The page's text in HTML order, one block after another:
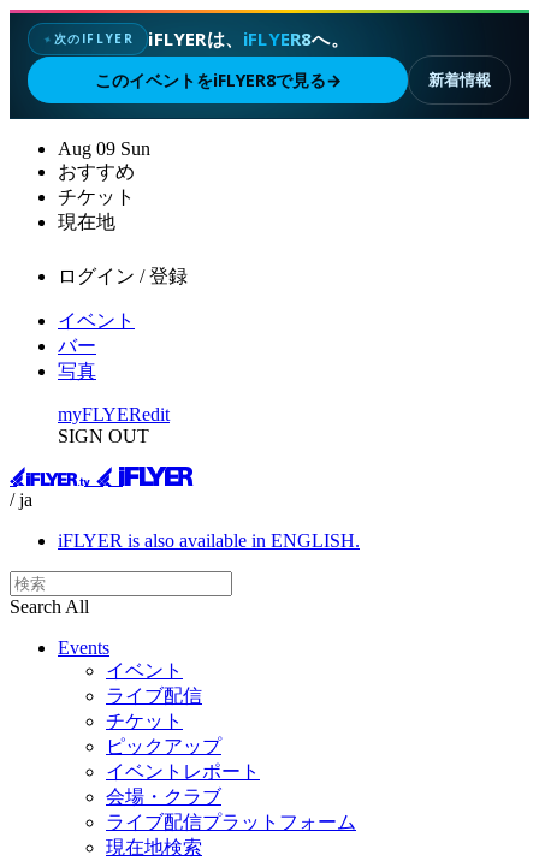
✦次のIFLYER iFLYERは、 iFLYER8へ。
このイベントをiFLYER8で見る→ 新着情報
Aug 09 Sun
おすすめ
チケット
現在地
ログイン / 登録
イベント
バー
写真
myFLYERedit
SIGN OUT
/ ja
iFLYER is also available in ENGLISH.
Search All
Events
イベント
ライブ配信
チケット
ピックアップ
イベントレポート
会場・クラブ
ライブ配信プラットフォーム
現在地検索